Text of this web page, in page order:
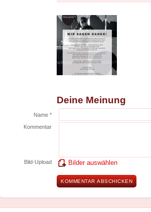
Deine Meinung
Name *
Kommentar
Bild-Upload Bilder auswählen